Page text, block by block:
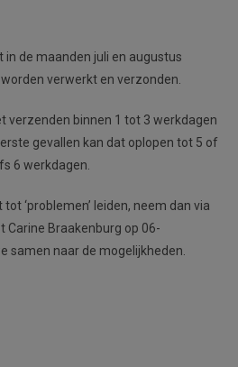
in de maanden juli en augustus
verwerkt en verzonden.
verzenden binnen 1 tot 3 werkdagen
gevallen kan dat oplopen tot 5 of
6 werkdagen.
‘problemen’ leiden, neem dan via
Carine Braakenburg op 06-
samen naar de mogelijkheden.